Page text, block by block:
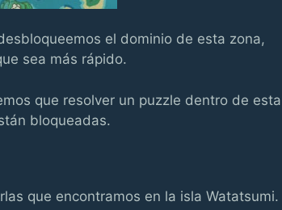
el dominio de esta zona,
sea más rápido.
que resolver un puzzle dentro de esta
bloqueadas.
que encontramos en la isla Watatsumi.